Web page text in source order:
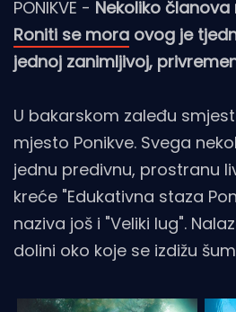
PONIKVE - Nekoliko
Roniti se mora ovog je
jednoj zanimljivoj,
U bakarskom zaleđu
mjesto Ponikve. Svega
jednu predivnu, prostranu
kreće "Edukativna staza
naziva još i "Veliki lug".
dolini oko koje se izdižu